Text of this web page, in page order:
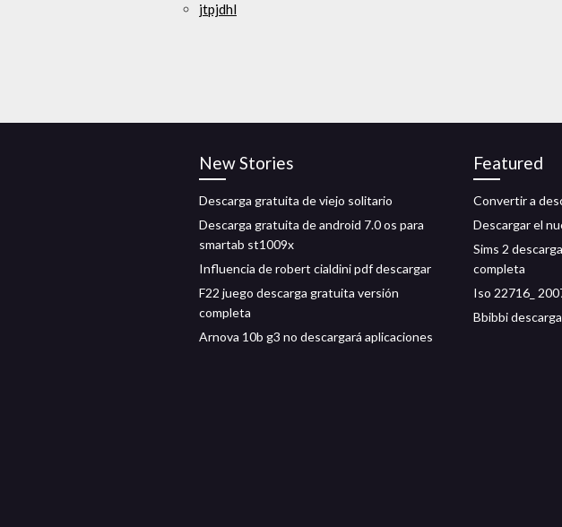
jtpjdhl
New Stories
Descarga gratuita de viejo solitario
Descarga gratuita de android 7.0 os para
smartab st1009x
Influencia de robert cialdini pdf descargar
F22 juego descarga gratuita versión
completa
Arnova 10b g3 no descargará aplicaciones
Featured
Convertir a
Descargar el
Sims 2
completa
Iso 22716_
Bbibbi